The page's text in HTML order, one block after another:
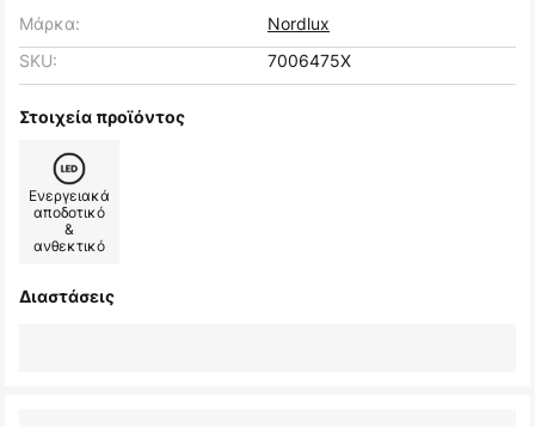
Μάρκα:
Nordlux
SKU:
7006475X
Στοιχεία προϊόντος
Ενεργειακά
αποδοτικό
&
ανθεκτικό
Διαστάσεις